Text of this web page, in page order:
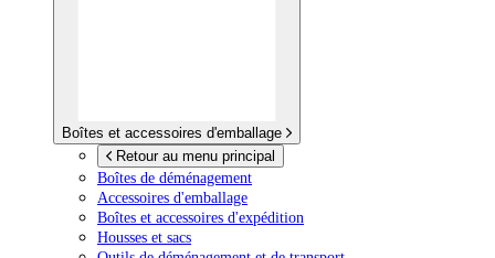
Boîtes et accessoires d'emballage
Retour au menu principal
Boîtes de déménagement
Accessoires d'emballage
Boîtes et accessoires d'expédition
Housses et sacs